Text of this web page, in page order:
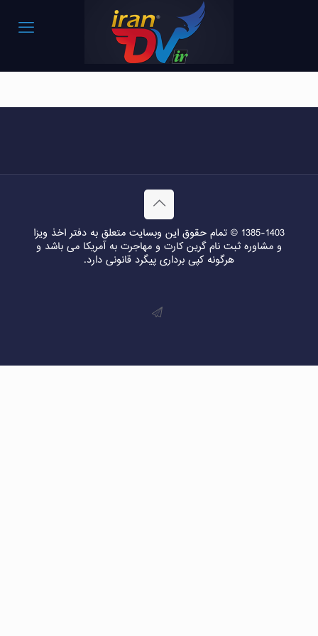
نحوه ثبت نام برای لاتاری ۲۰۲۰
1385-1403 © تمام حقوق این وبسایت متعلق به دفتر اخذ ویزا
و مشاوره ثبت نام گرین کارت و مهاجرت به آمریکا می باشد و
هرگونه کپی برداری پیگرد قانونی دارد.